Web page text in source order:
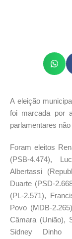
A eleição
foi marcada por
parlamentares
Foram eleitos
(PSB-4.474),
Albertassi
Duarte (PSD-
(PL-2.571),
Povo (MDB-
Câmara (União),
Sidney Dinho